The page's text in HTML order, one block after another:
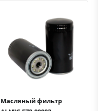
Быстрый просмотрДобавить к сравнению
Добавить в избранное
Масляный фильтр